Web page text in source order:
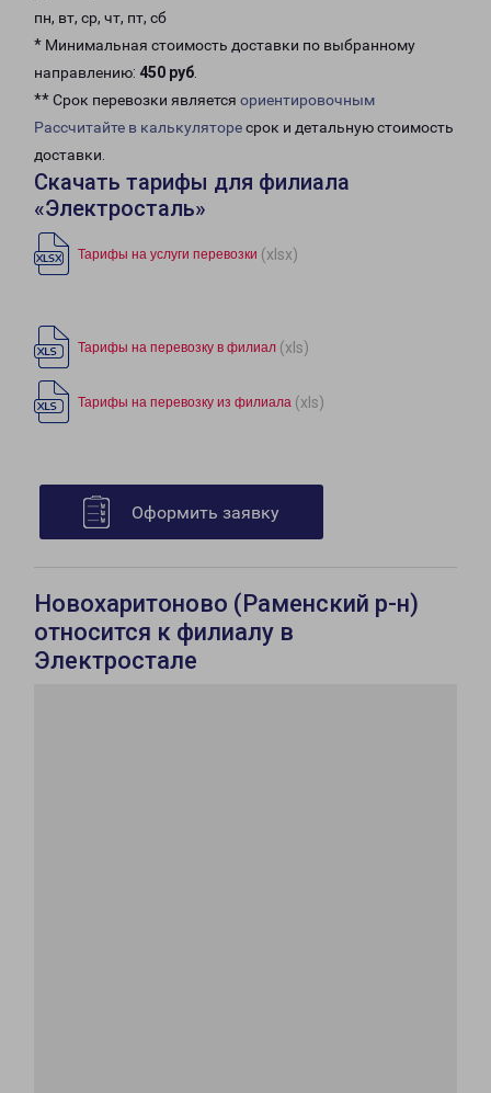
пн, вт, ср, чт, пт, сб
* Минимальная стоимость доставки по выбранному
направлению: 450 руб.
** Срок перевозки является ориентировочным
Рассчитайте в калькуляторесрок и детальную стоимость
доставки.
Скачать тарифы для филиала
«Электросталь»
Тарифы на услуги перевозки (xlsx)
Тарифы на перевозку в филиал (xls)
Тарифы на перевозку из филиала (xls)
Оформить заявку
Новохаритоново (Раменский р-н)
относится к филиалу в
Электростале